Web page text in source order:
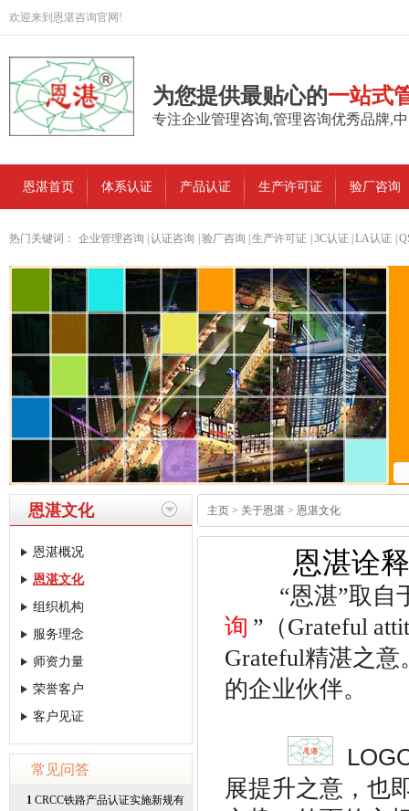
欢迎来到恩湛咨询官网!
为您提供最贴心的一站式
专注企业管理咨询,管理咨询优秀品牌,
恩湛首页 体系认证 产品认证 生产许可证 验厂咨询
热门关键词： 企业管理咨询 认证咨询 验厂咨询 生产许可证 3C认证 LA认证
恩湛文化
恩湛概况
恩湛文化
组织机构
服务理念
师资力量
荣誉客户
客户见证
常见问答
1 CRCC铁路产品认证实施新规有
主页 > 关于恩湛 > 恩湛文化
恩湛诠
“恩湛”取自
询 ”（Grateful
Grateful精湛之
的企业伙伴。
展提升之意，也